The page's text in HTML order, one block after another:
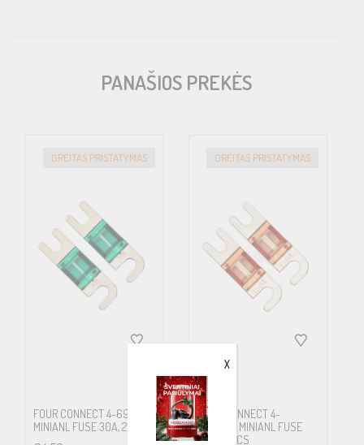
PANAŠIOS PREKĖS
GREITAS PRISTATYMAS
FOUR CONNECT 4-690651
MINIANL FUSE 30A, 2PCS
GREITAS PRISTATYMAS
FOUR CONNECT 4-
690668 MINIANL FUSE
150A, 10PCS
X